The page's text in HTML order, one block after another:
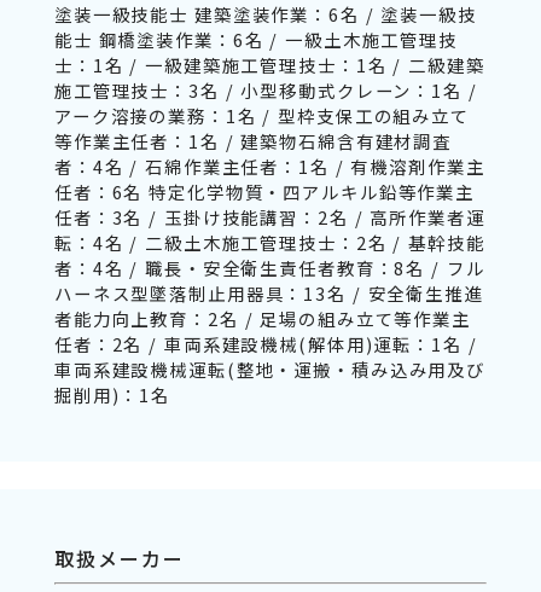
塗装一級技能士 建築塗装作業：6名 / 塗装一級技
能士 鋼橋塗装作業：6名 / 一級土木施工管理技
士：1名 / 一級建築施工管理技士：1名 / 二級建築
施工管理技士：3名 / 小型移動式クレーン：1名 /
アーク溶接の業務：1名 / 型枠支保工の組み立て
等作業主任者：1名 / 建築物石綿含有建材調査
者：4名 / 石綿作業主任者：1名 / 有機溶剤作業主
任者：6名 特定化学物質・四アルキル鉛等作業主
任者：3名 / 玉掛け技能講習：2名 / 高所作業者運
転：4名 / 二級土木施工管理技士：2名 / 基幹技能
者：4名 / 職長・安全衛生責任者教育：8名 / フル
ハーネス型墜落制止用器具：13名 / 安全衛生推進
者能力向上教育：2名 / 足場の組み立て等作業主
任者：2名 / 車両系建設機械(解体用)運転：1名 /
車両系建設機械運転(整地・運搬・積み込み用及び
掘削用)：1名
取扱メーカー